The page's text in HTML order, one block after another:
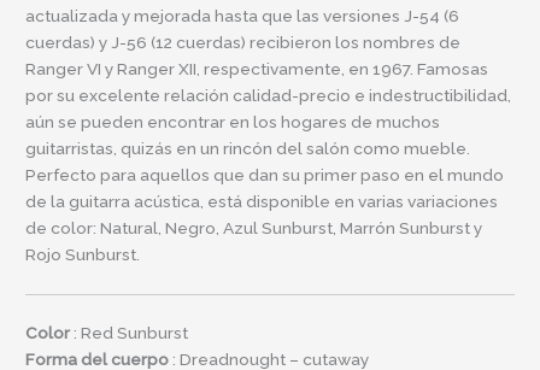
actualizada y mejorada hasta que las versiones J-54 (6
cuerdas) y J-56 (12 cuerdas) recibieron los nombres de
Ranger VI y Ranger XII, respectivamente, en 1967. Famosas
por su excelente relación calidad-precio e indestructibilidad,
aún se pueden encontrar en los hogares de muchos
guitarristas, quizás en un rincón del salón como mueble.
Perfecto para aquellos que dan su primer paso en el mundo
de la guitarra acústica, está disponible en varias variaciones
de color: Natural, Negro, Azul Sunburst, Marrón Sunburst y
Rojo Sunburst.
Color: Red Sunburst
Forma del cuerpo: Dreadnought – cutaway